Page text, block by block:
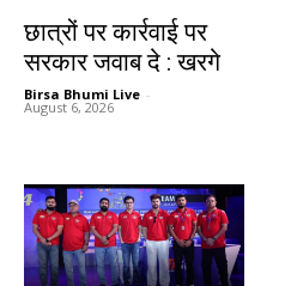
छात्रों पर कार्रवाई पर
सरकार जवाब दे : खरगे
Birsa Bhumi Live -
August 6, 2026